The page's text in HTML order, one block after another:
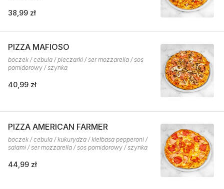
38,99 zł
PIZZA MAFIOSO
boczek / cebula / pieczarki / ser mozzarella / sos
pomidorowy / szynka
40,99 zł
PIZZA AMERICAN FARMER
boczek / cebula / kukurydza / kiełbasa pepperoni /
salami / ser mozzarella / sos pomidorowy / szynka
44,99 zł